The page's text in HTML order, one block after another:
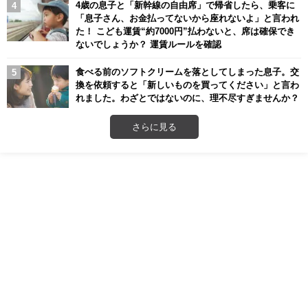
4歳の息子と「新幹線の自由席」で帰省したら、乗客に
「息子さん、お金払ってないから座れないよ」と言われ
た！ こども運賃“約7000円”払わないと、席は確保でき
ないでしょうか？ 運賃ルールを確認
食べる前のソフトクリームを落としてしまった息子。交
換を依頼すると「新しいものを買ってください」と言わ
れました。わざとではないのに、理不尽すぎませんか？
さらに見る